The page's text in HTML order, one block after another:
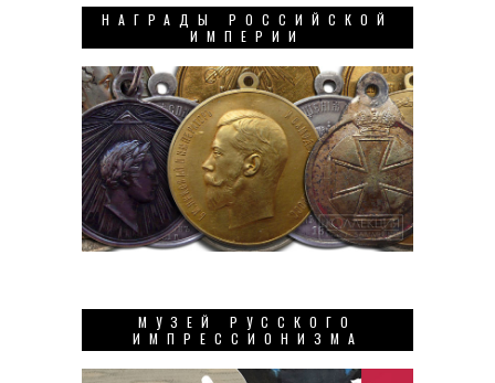
НАГРАДЫ РОССИЙСКОЙ
ИМПЕРИИ
МУЗЕЙ РУССКОГО
ИМПРЕССИОНИЗМА